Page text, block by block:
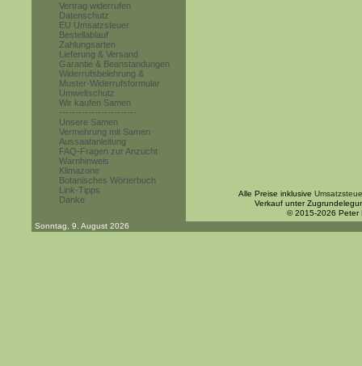
Vertrag widerrufen
Datenschutz
EU Umsatzsteuer
Bestellablauf
Zahlungsarten
Lieferung & Versand
Garantie & Beanstandungen
Widerrufsbelehrung &
Muster-Widerrufsformular
Umweltschutz
Wir kaufen Samen
------------------------
Unsere Samen
Vermehrung mit Samen
Aussaatanleitung
FAQ-Fragen zur Anzucht
Warnhinweis
Klimazone
Botanisches Wörterbuch
Link-Tipps
Danke
Alle Preise inklusive
Verkauf unter
© 2015-2026 Peter
Sonntag, 9. August 2026